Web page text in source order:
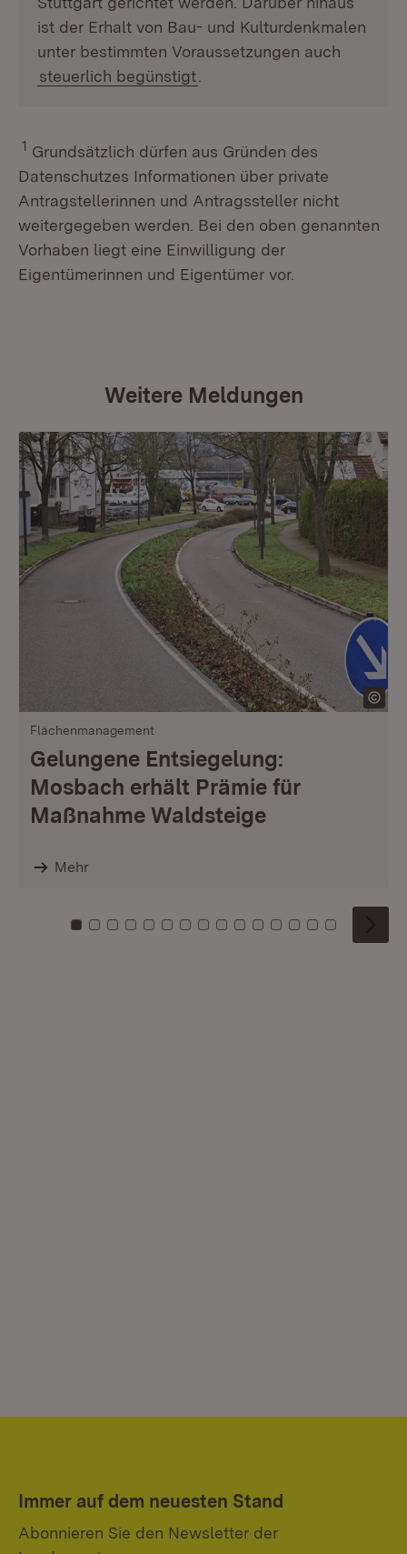
ist der Erhalt von Bau- und Kulturdenkmalen
unter bestimmten Voraussetzungen auch
steuerlich begünstigt
1 Grundsätzlich dürfen aus Gründen des
Datenschutzes Informationen über private
Antragstellerinnen und Antragssteller nicht
weitergegeben werden. Bei den oben genannten
Vorhaben liegt eine Einwilligung der
Eigentümerinnen und Eigentümer vor.
Weitere Meldungen
Flächenmanagement
Gelungene Entsiegelung:
Mosbach erhält Prämie für
Maßnahme Waldsteige
Mehr
Zu Kachel: 0
Zu Kachel: 1
Zu Kachel: 2
Zu Kachel: 3
Zu Kachel: 4
Zu Kachel: 5
Zu Kachel: 6
Zu Kachel: 7
Zu Kachel: 8
Zu Kachel: 9
Zu Kachel: 10
Zu Kachel: 11
Zu Kachel: 12
Zu Kachel:
Zu
Immer auf dem neuesten Stand
Abonnieren Sie den Newsletter der